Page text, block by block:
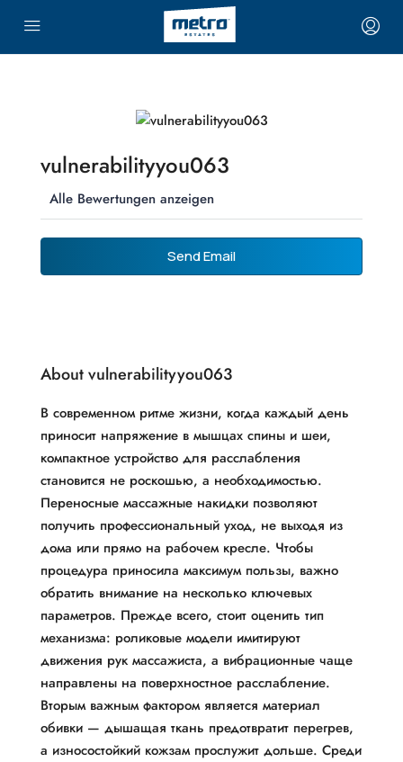
vulnerabilityyou063
Alle Bewertungen anzeigen
Send Email
About vulnerabilityyou063
В современном ритме жизни, когда каждый день
приносит напряжение в мышцах спины и шеи,
компактное устройство для расслабления
становится не роскошью, а необходимостью.
Переносные массажные накидки позволяют
получить профессиональный уход, не выходя из
дома или прямо на рабочем кресле. Чтобы
процедура приносила максимум пользы, важно
обратить внимание на несколько ключевых
параметров. Прежде всего, стоит оценить тип
механизма: роликовые модели имитируют
движения рук массажиста, а вибрационные чаще
направлены на поверхностное расслабление.
Вторым важным фактором является материал
обивки — дышащая ткань предотвратит перегрев,
а износостойкий кожзам прослужит дольше. Среди